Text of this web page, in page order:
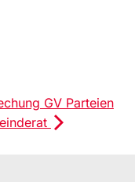
GV Parteien